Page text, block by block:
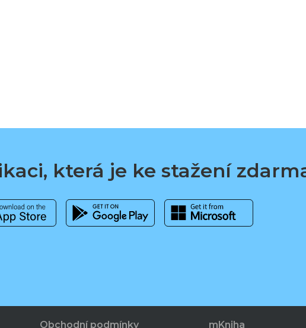
která je ke stažení
Obchodní podmínky mKniha